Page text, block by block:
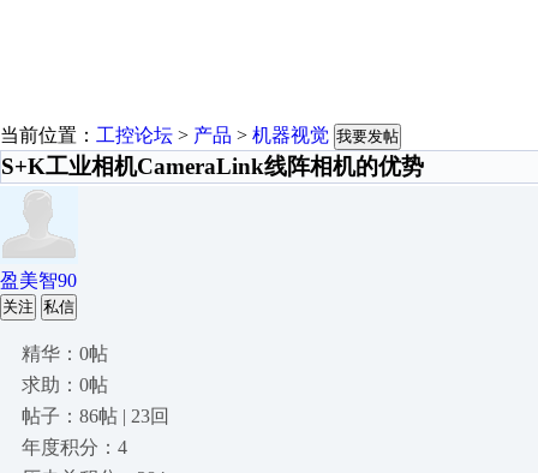
当前位置： 工控论坛 > 产品 > 机器视觉 我要发帖
S+K工业相机CameraLink线阵相机的优势
盈美智90
关注 私信
精华：0帖
求助：0帖
帖子：86帖 | 23回
年度积分：4